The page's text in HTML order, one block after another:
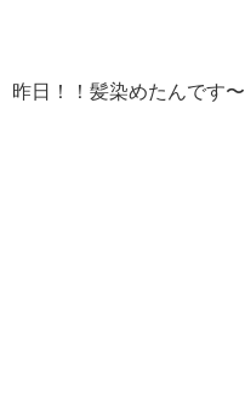
昨日！！髪染めたんです〜